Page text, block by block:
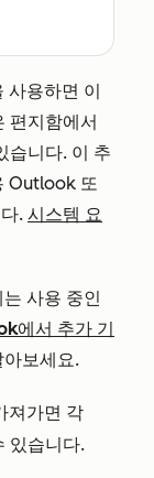
사용하면 이
편지함에서
습니다. 이 추
Outlook 또
. 시스템 요
사용 중인
에서 추가 기
보세요.
져가면 각
있습니다.